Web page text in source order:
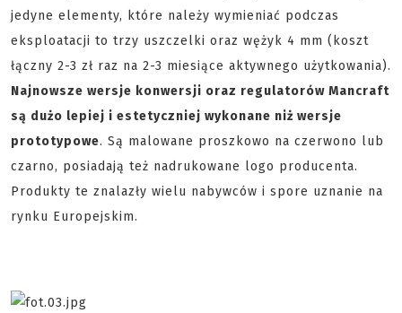
jedyne elementy, które należy wymieniać podczas
eksploatacji to trzy uszczelki oraz wężyk 4 mm (koszt
łączny 2-3 zł raz na 2-3 miesiące aktywnego użytkowania).
Najnowsze wersje konwersji oraz regulatorów Mancraft
są dużo lepiej i estetyczniej wykonane niż wersje
prototypowe. Są malowane proszkowo na czerwono lub
czarno, posiadają też nadrukowane logo producenta.
Produkty te znalazły wielu nabywców i spore uznanie na
rynku Europejskim.